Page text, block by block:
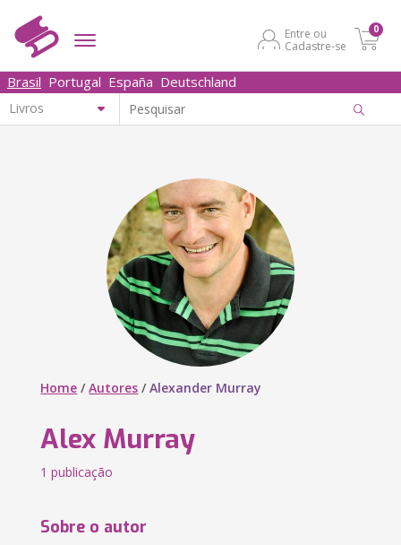
Entre ou
Cadastre-se
0
Brasil Portugal España Deutschland
Home /Autores /Alexander Murray
Alex Murray
1 publicação
Sobre o autor